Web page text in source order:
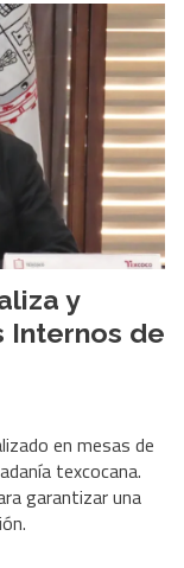
y
Internos de
en mesas de
texcocana.
garantizar una